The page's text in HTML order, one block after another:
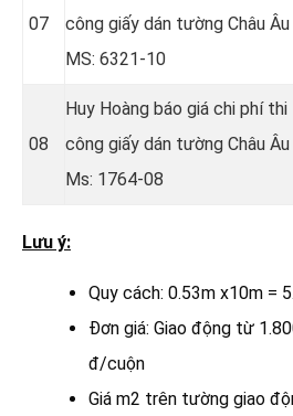
07
công giấy dán tường Châu Âu
MS: 6321-10
08
Huy Hoàng báo giá chi phí thi
công giấy dán tường Châu Âu
Ms: 1764-08
Lưu ý:
Quy cách: 0.53m x10m =
Đơn giá: Giao động từ
đ/cuộn
Giá m2 trên tường giao